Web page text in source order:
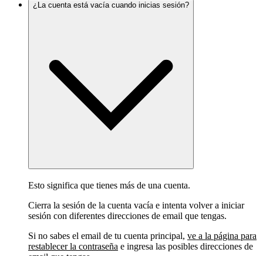
¿La cuenta está vacía cuando inicias sesión?
Esto significa que tienes más de una cuenta.
Cierra la sesión de la cuenta vacía e intenta volver a iniciar
sesión con diferentes direcciones de email que tengas.
Si no sabes el email de tu cuenta principal, ve a la página para
restablecer la contraseña e ingresa las posibles direcciones de